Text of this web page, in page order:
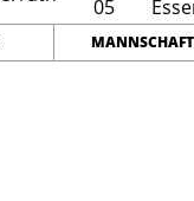
MANNSCHAFT